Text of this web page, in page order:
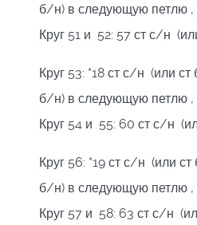
б/н) в следующую петлю ,
Круг 51 и 52: 57 ст с/н
Круг 53: *18 ст с/н (или
б/н) в следующую петлю ,
Круг 54 и 55: 60 ст с/н
Круг 56: *19 ст с/н (или
б/н) в следующую петлю ,
Круг 57 и 58: 63 ст с/н